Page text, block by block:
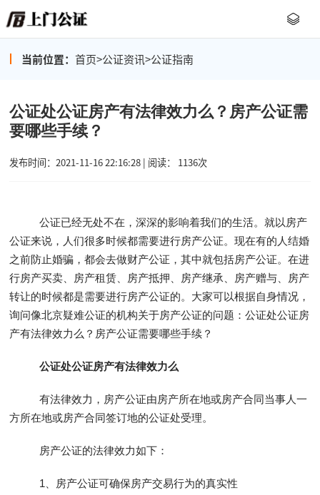
当前位置： 首页>公证资讯>公证指南
公证处公证房产有法律效力么？房产公证需
要哪些手续？
发布时间：2021-11-16 22:16:28 | 阅读： 1136次
公证已经无处不在，深深的影响着我们的生活。就以房产
公证来说，人们很多时候都需要进行房产公证。现在有的人结婚
之前防止婚骗，都会去做财产公证，其中就包括房产公证。在进
行房产买卖、房产租赁、房产抵押、房产继承、房产赠与、房产
转让的时候都是需要进行房产公证的。大家可以根据自身情况，
询问像北京疑难公证的机构关于房产公证的问题：公证处公证房
产有法律效力么？房产公证需要哪些手续？
公证处公证房产有法律效力么
有法律效力，房产公证由房产所在地或房产合同当事人一
方所在地或房产合同签订地的公证处受理。
房产公证的法律效力如下：
1、房产公证可确保房产交易行为的真实性